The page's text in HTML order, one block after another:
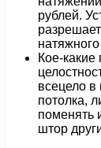
рублей.
Кое-
всецело в
потолка,
поменять
штор